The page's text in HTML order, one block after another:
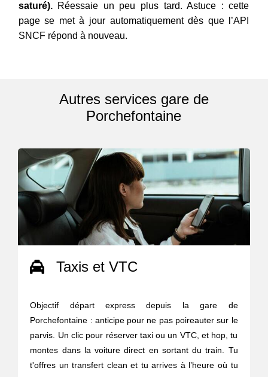
saturé).Réessaie un peu plus tard. Astuce : cette
page se met à jour automatiquement dès que l’API
SNCF répond à nouveau.
Autres services gare de
Porchefontaine
Taxis et VTC
Objectif départ express depuis la gare de
Porchefontaine : anticipe pour ne pas poireauter sur le
parvis. Un clic pour réserver taxi ou un VTC, et hop, tu
montes dans la voiture direct en sortant du train. Tu
t'offres un transfert clean et tu arrives à l’heure où tu